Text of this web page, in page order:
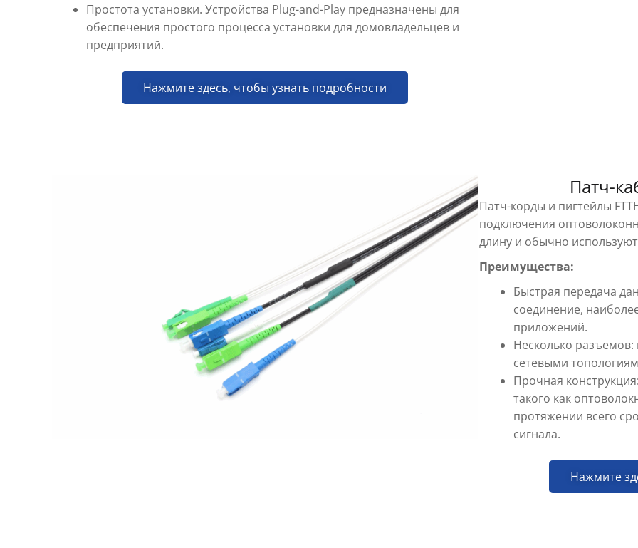
Простота установки. Устройства Plug-and-Play предназначены для
обеспечения простого процесса установки для домовладельцев и
предприятий.
Нажмите здесь, чтобы узнать подробности
Патч-
Патч-корды и пигтейлы
подключения
длину и обычно
Преимущества:
Быстрая передача
соединение,
приложений.
Несколько
сетевыми
Прочная
такого как
протяжении всего
сигнала.
Нажмите